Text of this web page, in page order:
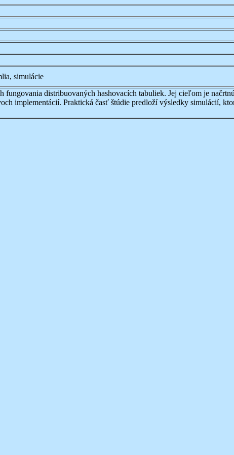
simulácie
fungovania distribuovaných hashovacích tabuliek. Jej cieľom je
implementácií. Praktická časť štúdie predloží výsledky simulácií,